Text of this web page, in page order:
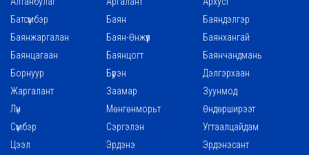
Батсүмбэр
Баян
Баяндэлгэр
Баянжаргалан
Баян-Өнжүүл
Баянхангай
Баянцагаан
Баянцогт
Баянчандмань
Борнуур
Бүрэн
Дэлгэрхаан
Жаргалант
Заамар
Зуунмод
Лүн
Мөнгөнморьт
Өндөрширээт
Сүмбэр
Сэргэлэн
Угтаалцайдам
Цээл
Эрдэнэ Эрдэнэсант